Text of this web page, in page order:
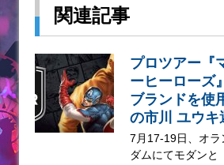
関連記事
プロツアー『
ーヒーローズ
ブランドを使
の市川 ユウキ
7月17-19日、オ
ダムにてモダンと